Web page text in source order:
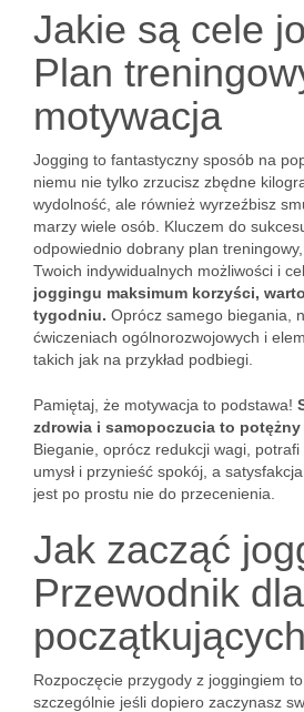
Jakie są cele
Plan
motywacja
Jogging to fantastyczny sposób na
niemu nie tylko zrzucisz zbędne
wydolność, ale również wyrzeźbisz
marzy wiele osób. Kluczem do
odpowiednio dobrany plan
Twoich indywidualnych możliwości i
joggingu maksimum korzyści,
tygodniu. Oprócz samego biegania,
ćwiczeniach ogólnorozwojowych i
takich jak na przykład podbiegi.
Pamiętaj, że motywacja to podstawa!
zdrowia i samopoczucia to
Bieganie, oprócz redukcji wagi,
umysł i przynieść spokój, a
jest po prostu nie do przecenienia.
Jak zacząć
Przewodnik dla
początkujących
Rozpoczęcie przygody z joggingiem to
szczególnie jeśli dopiero zaczynasz